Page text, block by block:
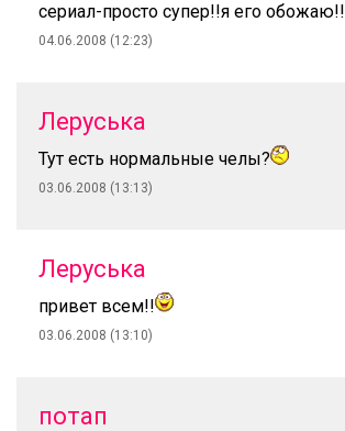
сериал-просто супер!!я его обожаю!!
04.06.2008 (12:23)
Леруська
Тут есть нормальные челы?
03.06.2008 (13:13)
Леруська
привет всем!!
03.06.2008 (13:10)
потап